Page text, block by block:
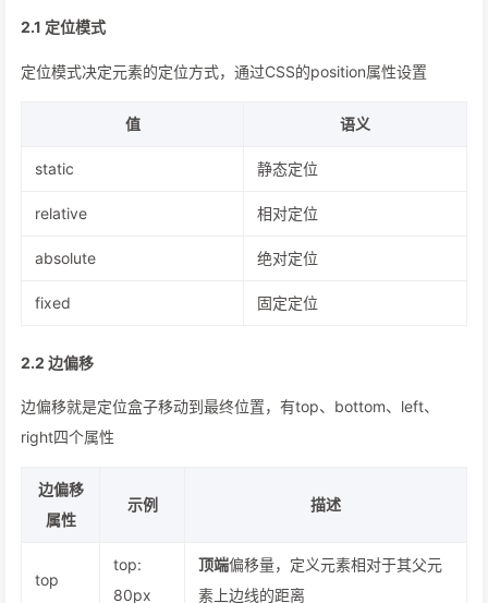
2.1 定位模式
定位模式决定元素的定位方式，通过CSS的position属性设置
值 语义
static 静态定位
relative 相对定位
absolute 绝对定位
fixed 固定定位
2.2 边偏移
边偏移就是定位盒子移动到最终位置，有top、bottom、left、
right四个属性
边偏移
属性
示例 描述
top
top:
80px
顶端偏移量，定义元素相对于其父元
素上边线的距离